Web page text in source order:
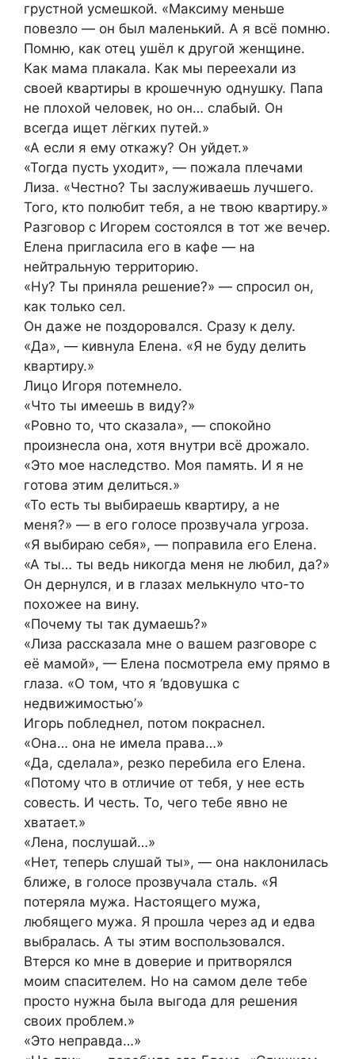
грустной усмешкой. «Максиму меньше
повезло — он был маленький. А я всё помню.
Помню, как отец ушёл к другой женщине.
Как мама плакала. Как мы переехали из
своей квартиры в крошечную однушку. Папа
не плохой человек, но он… слабый. Он
всегда ищет лёгких путей.»
«А если я ему откажу? Он уйдет.»
«Тогда пусть уходит», — пожала плечами
Лиза. «Честно? Ты заслуживаешь лучшего.
Того, кто полюбит тебя, а не твою квартиру.»
Разговор с Игорем состоялся в тот же вечер.
Елена пригласила его в кафе — на
нейтральную территорию.
«Ну? Ты приняла решение?» — спросил он,
как только сел.
Он даже не поздоровался. Сразу к делу.
«Да», — кивнула Елена. «Я не буду делить
квартиру.»
Лицо Игоря потемнело.
«Что ты имеешь в виду?»
«Ровно то, что сказала», — спокойно
произнесла она, хотя внутри всё дрожало.
«Это мое наследство. Моя память. И я не
готова этим делиться.»
«То есть ты выбираешь квартиру, а не
меня?» — в его голосе прозвучала угроза.
«Я выбираю себя», — поправила его Елена.
«А ты… ты ведь никогда меня не любил, да?»
Он дернулся, и в глазах мелькнуло что-то
похожее на вину.
«Почему ты так думаешь?»
«Лиза рассказала мне о вашем разговоре с
её мамой», — Елена посмотрела ему прямо в
глаза. «О том, что я ‘вдовушка с
недвижимостью’»
Игорь побледнел, потом покраснел.
«Она… она не имела права…»
«Да, сделала», резко перебила его Елена.
«Потому что в отличие от тебя, у нее есть
совесть. И честь. То, чего тебе явно не
хватает.»
«Лена, послушай…»
«Нет, теперь слушай ты», — она наклонилась
ближе, в голосе прозвучала сталь. «Я
потеряла мужа. Настоящего мужа,
любящего мужа. Я прошла через ад и едва
выбралась. А ты этим воспользовался.
Втерся ко мне в доверие и притворялся
моим спасителем. Но на самом деле тебе
просто нужна была выгода для решения
своих проблем.»
«Это неправда…»